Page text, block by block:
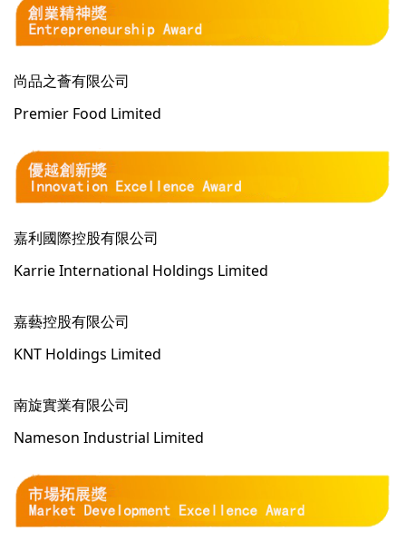
尚品之薈有限公司
Premier Food Limited
嘉利國際控股有限公司
Karrie International Holdings Limited
嘉藝控股有限公司
KNT Holdings Limited
南旋實業有限公司
Nameson Industrial Limited